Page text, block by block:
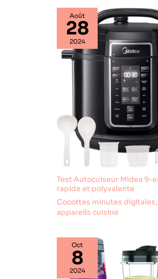
livre
le
verre
riz, 1x
Août
28
2024
Test Autocuiseur Midea 9-
rapide et polyvalente
Cocottes minutes digitales,
appareils cuisine
Oct
8
2024